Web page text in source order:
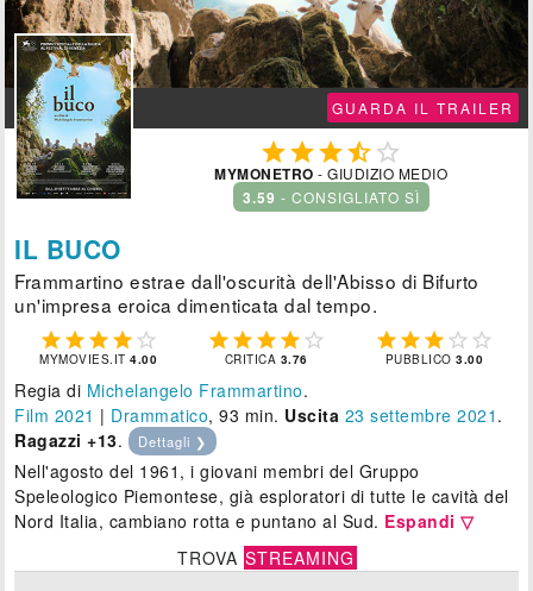
GUARDA IL TRAILER
 
MYMONETRO - GIUDIZIO MEDIO
3.59 - CONSIGLIATO SÌ
IL BUCO
Frammartino estrae dall'oscurità dell'Abisso di Bifurto
un'impresa eroica dimenticata dal tempo.
    
MYMOVIES.IT4.00
    
CRITICA 3.76
    
PUBBLICO3.00
Regia di Michelangelo Frammartino.
Film 2021 | Drammatico, 93 min. Uscita 23 settembre 2021 .
Ragazzi +13. Dettagli ❯
Nell'agosto del 1961, i giovani membri del Gruppo
Speleologico Piemontese, già esploratori di tutte le cavità del
Nord Italia, cambiano rotta e puntano al Sud. Espandi ▽
TROVA STREAMING